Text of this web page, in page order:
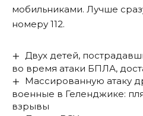
мобильниками. Лучше
номеру 112.
Двух детей,
во время атаки БПЛА,
Массированную атаку
военные в Геленджике:
взрывы